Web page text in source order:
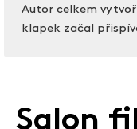
Autor celkem
klapek začal
Salon